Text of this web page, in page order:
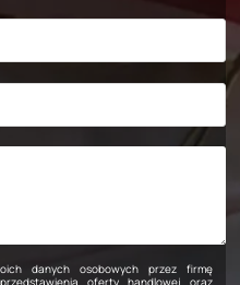
danych osobowych przez firmę